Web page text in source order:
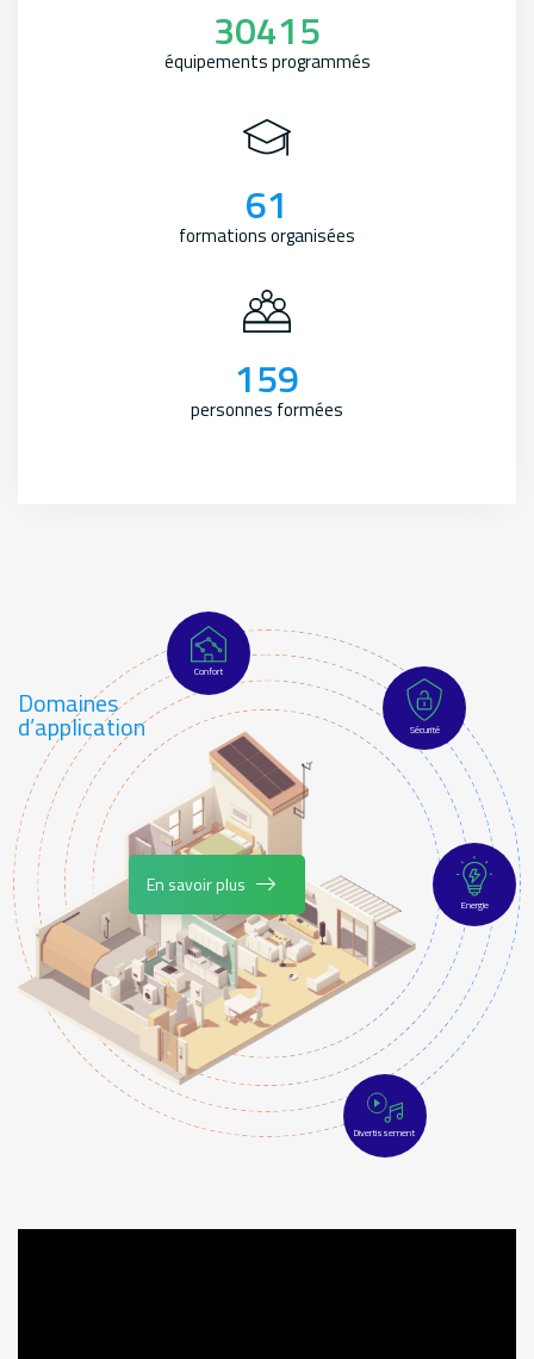
30415
équipements programmés
61
formations organisées
159
personnes formées
Domaines
d’application
En savoir plus
Confort
Sécurité
Energie
Divertissement